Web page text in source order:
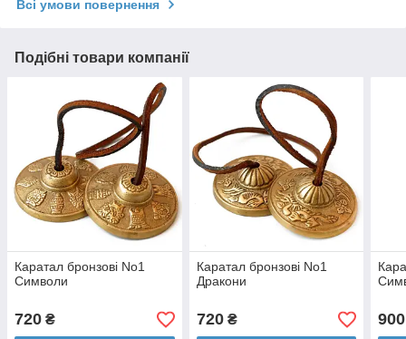
Всі умови повернення
Подібні товари компанії
Каратал бронзові No1
Символи
720 ₴
Каратал бронзові No1
Дракони
720₴ 900